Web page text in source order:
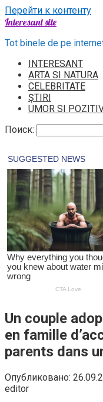
Перейти к контенту
Interesant site
Tot binele de pe
INTERESANT
ARTA SI NATURA
CELEBRITATE
ŞTIRI
UMOR SI
Поиск:
Un couple
en famille
parents dans
Опубликовано:
editor